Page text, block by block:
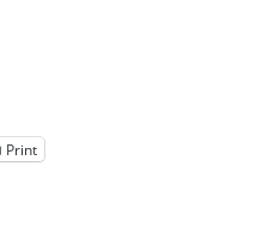
Print